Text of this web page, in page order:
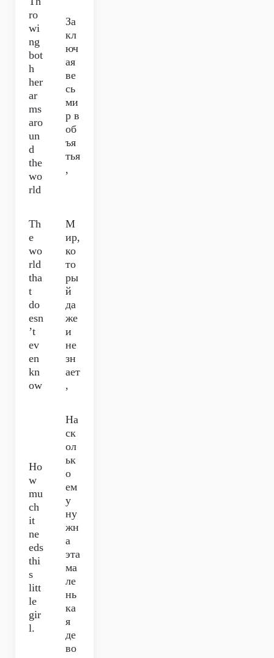
ro
wi
ng
bot
h
her
ar
ms
aro
un
d
the
wo
rld
За
кл
юч
ая
ве
сь
ми
р в
об
ъя
тья
,
Th
e
wo
rld
tha
t
do
esn
’t
ev
en
kn
ow
М
ир,
ко
то
ры
й
да
же
и
не
зн
ает
,
Ho
w
mu
ch
it
ne
eds
thi
s
litt
le
gir
l.
На
ск
ол
ьк
о
ем
у
ну
жн
а
эта
ма
ле
нь
ка
я
де
во